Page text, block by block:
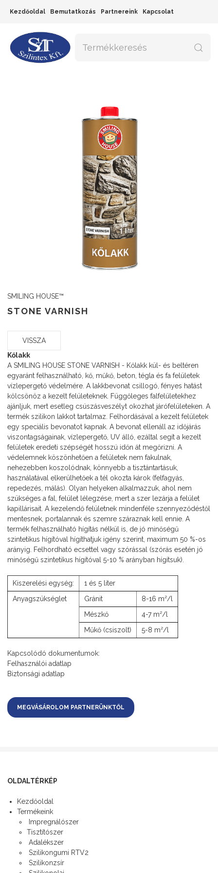
Kezdőoldal Bemutatkozás Partnereink Kapcsolat
SMILING HOUSE™
STONE VARNISH
VISSZA
Kőlakk
A SMILING HOUSE STONE VARNISH - Kőlakk kül- és beltéren
egyaránt felhasználható, kő, műkő, beton, tégla és fa felületek
vízlepergető védelmére. A lakkbevonat csillogó, fényes hatást
kölcsönöz a kezelt felületeknek. Függőleges falfelületekhez
ajánljuk, mert esetleg csúszásveszélyt okozhat járófelületeken. A
termék szilikon lakkot tartalmaz. Felhordásával a kezelt felületek
egy speciális bevonatot kapnak. A bevonat ellenáll az időjárás
viszontagságainak, vízlepergető, UV álló, ezáltal segít a kezelt
felületek eredeti szépségét hosszú időn át megőrizni. A
védelemnek köszönhetően a felületek nem fakulnak,
nehezebben koszolódnak, könnyebb a tisztántartásuk,
használatával elkerülhetőek a tél okozta károk (felfagyás,
repedezés, málás). Olyan helyeken alkalmazzuk, ahol nem
szükséges a fal, felület lélegzése, mert a szer lezárja a felület
kapillárisait. A kezelendő felületnek mindenféle szennyeződéstől
mentesnek, portalannak és szemre száraznak kell ennie. A
termék felhasználható hígítás nélkül is, de jó minőségű
szintetikus hígítóval hígíthatjuk igény szerint, maximum 50 %-os
arányig. Felhordható ecsettel vagy szórással (szórás esetén jó
minőségű szintetikus hígítóval 5-10 % arányban hígítsuk).
Kiszerelési egység:
1 és 5 liter
Anyagszükséglet
Gránit
8-16 m²/l
Mészkő
4-7 m²/l
Műkő (csiszolt)
5-8 m²/l
Kapcsolódó dokumentumok:
Felhasználói adatlap
Biztonsági adatlap
MEGVÁSÁROLOM PARTNERÜNKTŐL
OLDALTÉRKÉP
Kezdőoldal
Termékeink
Impregnálószer
Tisztítószer
Adalékszer
Szilikongumi RTV2
Szilikonzsír